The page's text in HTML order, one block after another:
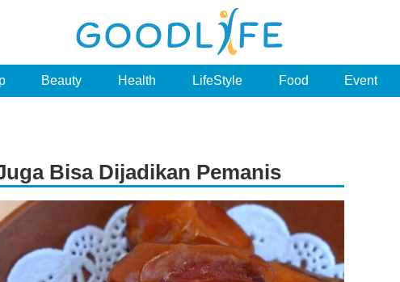
Beauty Health LifeStyle Food Event
Bisa Dijadikan Pemanis